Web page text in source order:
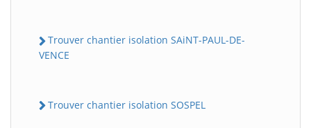
Trouver chantier isolation SAiNT-PAUL-DE-
VENCE
Trouver chantier isolation SOSPEL